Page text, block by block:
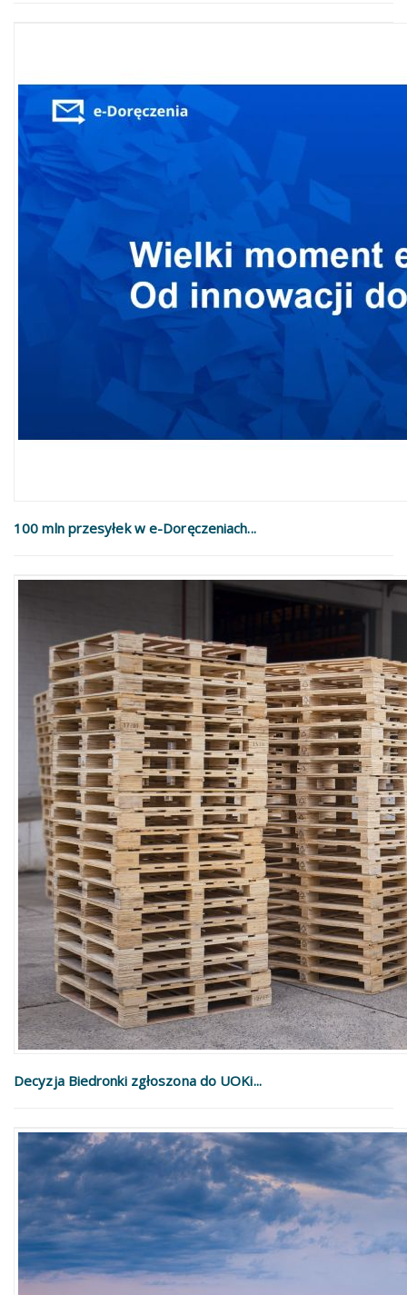
100 mln przesyłek w e-Doręczeniach...
Decyzja Biedronki zgłoszona do UOKi...